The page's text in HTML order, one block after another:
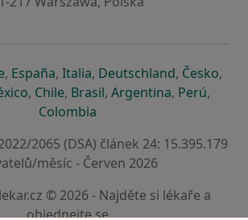
v nové záložce
se otevře v nové záložce
, Españase otevře v nové záložce
, Italiase otevře v nové záložce
, Deutschlandse otevře v
, Českose
,
v nové záložce
se otevře v nové záložce
, Chilese otevře v nové záložce
, Brasilse otevře v nové
, Argentinase otevře v
, Perúse
,
Colombia
2065 (DSA) článek 24: 15.395.179
měsíc - Červen 2026
© 2026 - Najděte si lékaře a
objednejte se